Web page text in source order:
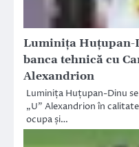
Luminița Huțupan-
banca tehnică cu
Alexandrion
Luminița Huțupan-Dinu
„U” Alexandrion în
ocupa și…